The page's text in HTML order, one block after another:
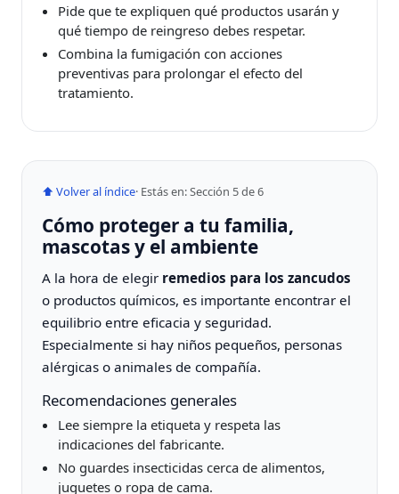
Pide que te expliquen qué productos usarán y
qué tiempo de reingreso debes respetar.
Combina la fumigación con acciones
preventivas para prolongar el efecto del
tratamiento.
⬆ Volver al índice· Estás en: Sección 5 de 6
Cómo proteger a tu familia,
mascotas y el ambiente
A la hora de elegir remedios para los zancudos
o productos químicos, es importante encontrar el
equilibrio entre eficacia y seguridad.
Especialmente si hay niños pequeños, personas
alérgicas o animales de compañía.
Recomendaciones generales
Lee siempre la etiqueta y respeta las
indicaciones del fabricante.
No guardes insecticidas cerca de alimentos,
juguetes o ropa de cama.